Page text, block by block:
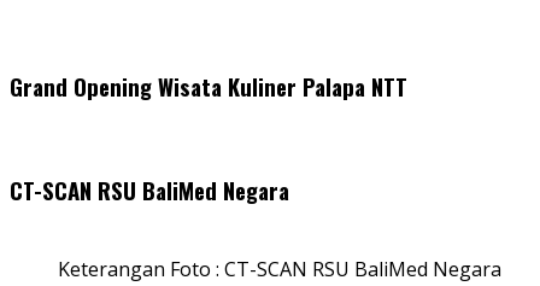
Grand Opening Wisata Kuliner Palapa NTT
CT-SCAN RSU BaliMed Negara
Keterangan Foto : CT-SCAN RSU BaliMed Negara